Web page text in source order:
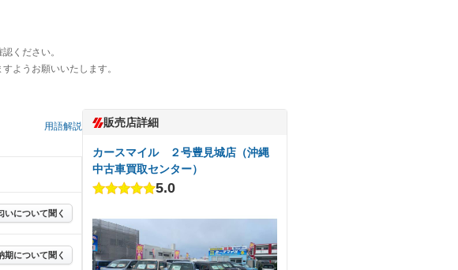
ください。
ようお願いいたします。
用語解説
いについて聞く
期について聞く
販売店詳細
カースマイル ２号豊見城店（沖縄
中古車買取センター）
5.0